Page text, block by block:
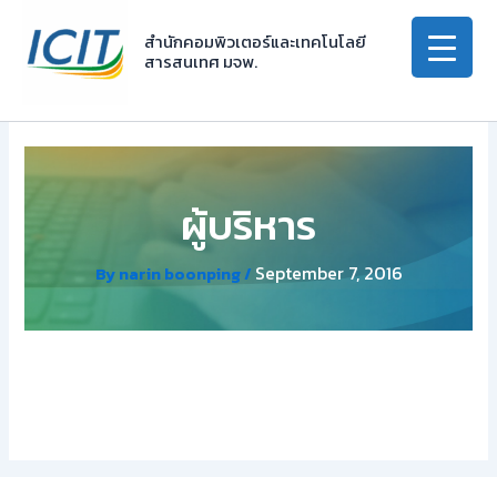
content
สำนักคอมพิวเตอร์และเทคโนโลยี
สารสนเทศ มจพ.
ผู้บริหาร
Bynarin boonping/ September 7, 2016